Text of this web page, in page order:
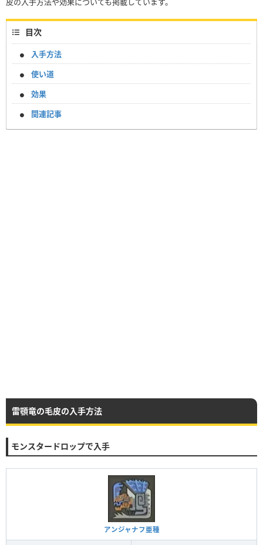
目次
入手方法
使い道
効果
関連記事
雷顎竜の毛皮の入手方法
モンスタードロップで入手
アンジャナフ亜種